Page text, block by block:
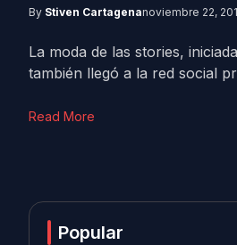
By Stiven Cartagenanoviembre 22,
La moda de las stories,
también llegó a la red social
Read More
Popular